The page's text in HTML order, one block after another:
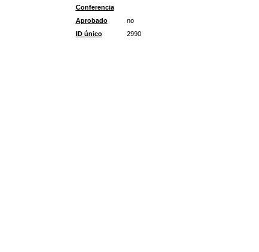
Conferencia
Aprobado
no
ID único
2990